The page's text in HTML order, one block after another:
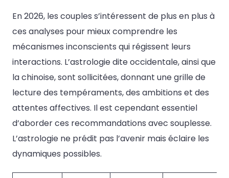
En 2026, les couples s’intéressent de plus en plus à
ces analyses pour mieux comprendre les
mécanismes inconscients qui régissent leurs
interactions. L’astrologie dite occidentale, ainsi que
la chinoise, sont sollicitées, donnant une grille de
lecture des tempéraments, des ambitions et des
attentes affectives. Il est cependant essentiel
d’aborder ces recommandations avec souplesse.
L’astrologie ne prédit pas l’avenir mais éclaire les
dynamiques possibles.